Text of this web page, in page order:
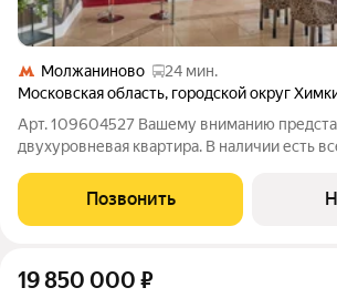
Молжаниново
24 мин.
Московская область, городской округ
Арт. 109604527 Вашему вниманию
двухуровневая квартира. В наличии есть
Проведены теплые полы на двух этажах.
установлена система
Позвонить
19 850 000 ₽